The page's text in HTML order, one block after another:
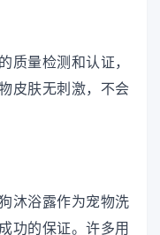
质量检测和认证，
皮肤无刺激，不会
沐浴露作为宠物洗
功的保证。许多用